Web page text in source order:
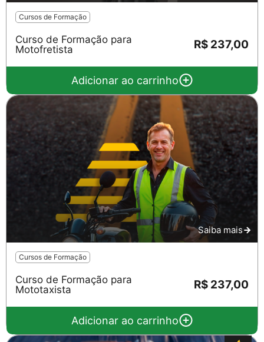
Cursos de Formação
Curso de Formação para
Motofretista
R$ 237,00
Adicionar ao carrinho
Saiba mais
Cursos de Formação
Curso de Formação para
Mototaxista
R$ 237,00
Adicionar ao carrinho